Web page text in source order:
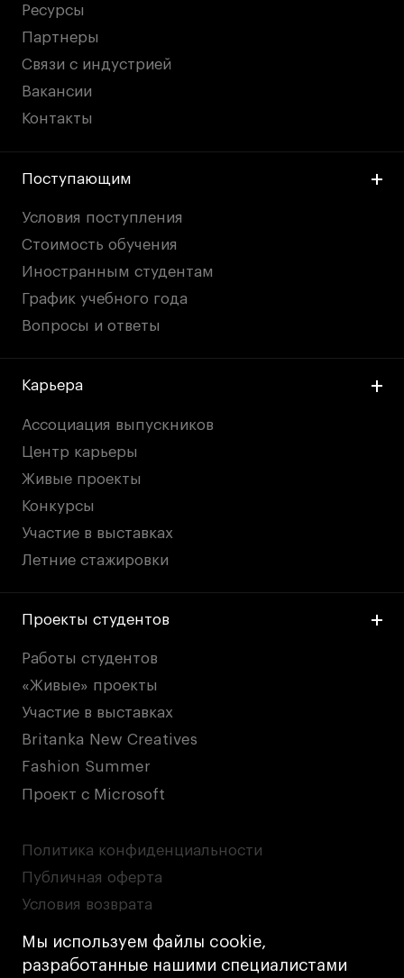
Мы используем файлы cookie,
разработанные нашими специалистами
Ресурсы
Партнеры
Связи с индустрией
Вакансии
Контакты
Поступающим
Условия поступления
Стоимость обучения
Иностранным студентам
График учебного года
Вопросы и ответы
Карьера
Ассоциация выпускников
Центр карьеры
Живые проекты
Конкурсы
Участие в выставках
Летние стажировки
Проекты студентов
Работы студентов
«Живые» проекты
Участие в выставках
Britanka New Creatives
Fashion Summer
Проект с Microsoft
Политика конфиденциальности
Публичная оферта
Условия возврата
Кредит на образование с господдержкой
Лицензия на осуществление образовательной